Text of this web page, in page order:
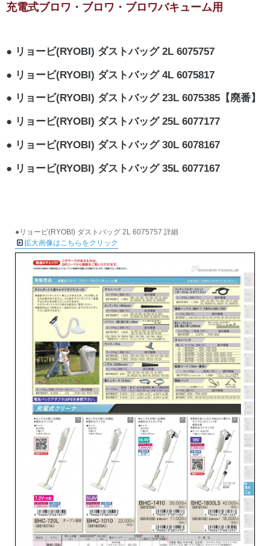
充電式ブロワ・ブロワ・ブロワバキューム用
リョービ(RYOBI) ダストバッグ 2L 6075757
リョービ(RYOBI) ダストバッグ 4L 6075817
リョービ(RYOBI) ダストバッグ 23L 6075385【廃番】
リョービ(RYOBI) ダストバッグ 25L 6077177
リョービ(RYOBI) ダストバッグ 30L 6078167
リョービ(RYOBI) ダストバッグ 35L 6077167
●リョービ(RYOBI) ダストバッグ 2L 6075757 詳細
拡大画像はこちらをクリック